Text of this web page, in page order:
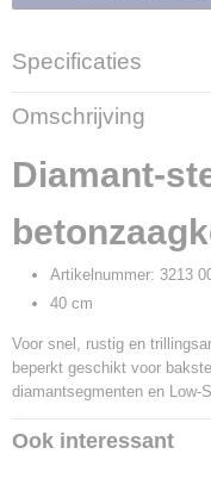
Specificaties
Productcode
15581
Productcode leverancier
3213 000 0064
Omschrijving
Diamant-
Artikelnummer: 3213
40 cm
Voor snel, rustig en
beperkt geschikt voor
diamantsegmenten en Low-
Ook interessant